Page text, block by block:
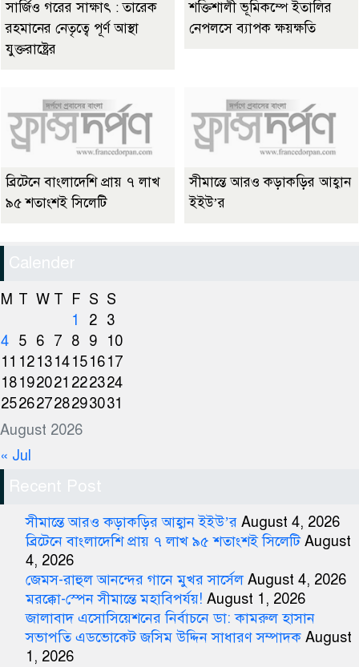
সার্জিও গরের সাক্ষাৎ : তারেক
রহমানের নেতৃত্বে পূর্ণ আস্থা
যুক্তরাষ্ট্রের
শক্তিশালী ভূমিকম্পে ইতালির
নেপলসে ব্যাপক ক্ষয়ক্ষতি
ব্রিটেনে বাংলাদেশি প্রায় ৭ লাখ
৯৫ শতাংশই সিলেটি
সীমান্তে আরও কড়াকড়ির আহ্বান
ইইউ’র
Calender
August 2026
M T W T F S S
1
2 3
4 5 6 7 8 9
10
11 121314151617
18192021 222324
25262728293031
« Jul
Recent Post
সীমান্তে আরও কড়াকড়ির আহ্বান ইইউ’র August 4, 2026
ব্রিটেনে বাংলাদেশি প্রায় ৭ লাখ ৯৫ শতাংশই সিলেটি August
4, 2026
জেমস-রাহুল আনন্দের গানে মুখর সার্সেল August 4, 2026
মরক্কো-স্পেন সীমান্তে মহাবিপর্যয়! August 1, 2026
জালাবাদ এসোসিয়েশনের নির্বাচনে ডা: কামরুল হাসান
সভাপতি এডভোকেট জসিম উদ্দিন সাধারণ সম্পাদক August
1, 2026